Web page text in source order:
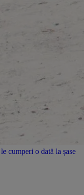
cumperi o dată la șase